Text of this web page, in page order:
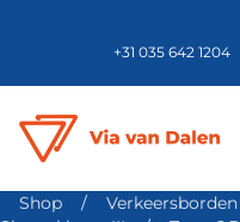
+31 035 642 1204
Shop / Verkeersborden